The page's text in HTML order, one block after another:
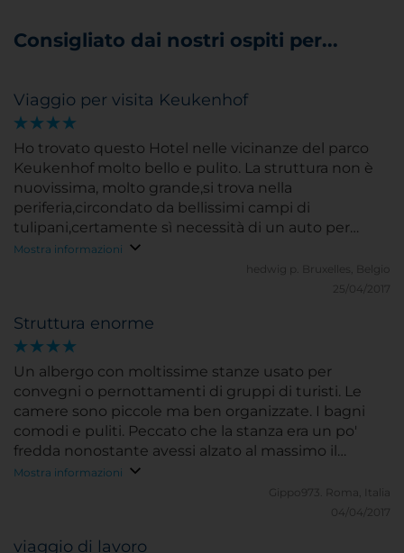
Consigliato dai nostri ospiti per...
Viaggio per visita Keukenhof
Ho trovato questo Hotel nelle vicinanze del parco
Keukenhof molto bello e pulito. La struttura non è
nuovissima, molto grande,si trova nella
periferia,circondato da bellissimi campi di
tulipani,certamente sì necessità di un auto per
muoversi. Il personale alla reception è di una
gentilezza unica,ci hanno dato dei buoni consigli
dove mangiare bene al mare non lontano ,anche se
sicuramente consigliarlo a chi voglia passare un
periodo in Olanda
Mostra informazioni
hedwig p.
Bruxelles, Belgio
25/04/2017
Struttura enorme
Un albergo con moltissime stanze usato per
convegni o pernottamenti di gruppi di turisti. Le
camere sono piccole ma ben organizzate. I bagni
comodi e puliti. Peccato che la stanza era un po'
fredda nonostante avessi alzato al massimo il
regolatore. Ottimo il buffet per la colazione ed il
Mostra informazioni
Gippo973.
Roma, Italia
04/04/2017
viaggio di lavoro